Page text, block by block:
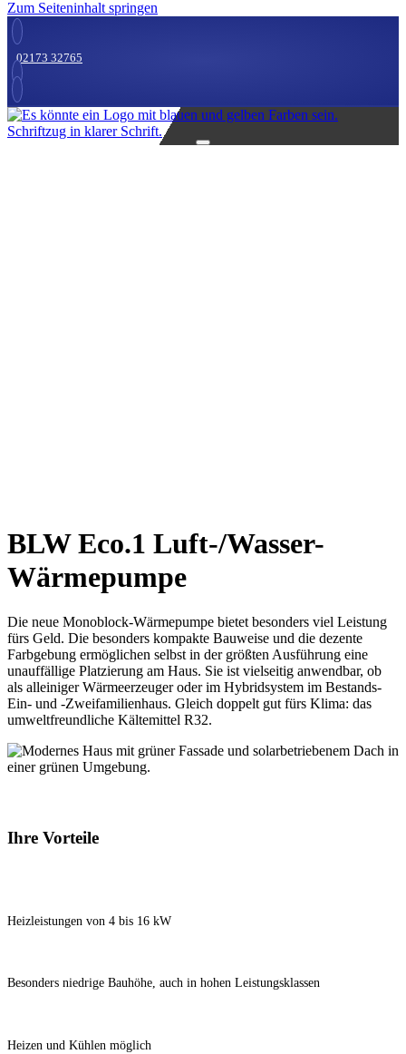
Zum Seiteninhalt springen
02173 32765
BLW Eco.1 Luft-/Wasser-
Wärmepumpe
Die neue Monoblock-Wärmepumpe bietet besonders viel Leistung
fürs Geld. Die besonders kompakte Bauweise und die dezente
Farbgebung ermöglichen selbst in der größten Ausführung eine
unauffällige Platzierung am Haus. Sie ist vielseitig anwendbar, ob
als alleiniger Wärmeerzeuger oder im Hybridsystem im Bestands-
Ein- und -Zweifamilienhaus. Gleich doppelt gut fürs Klima: das
umweltfreundliche Kältemittel R32.
Ihre Vorteile
Heizleistungen von 4 bis 16 kW
Besonders niedrige Bauhöhe, auch in hohen Leistungsklassen
Heizen und Kühlen möglich